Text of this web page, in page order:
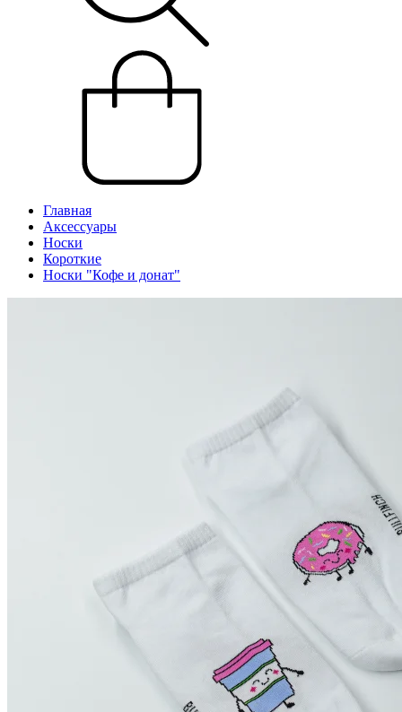
Главная
Аксессуары
Носки
Короткие
Носки "Кофе и донат"